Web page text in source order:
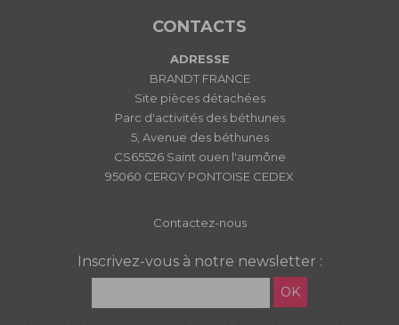
CONTACTS
ADRESSE
BRANDT FRANCE
Site pièces détachées
Parc d'activités des béthunes
5, Avenue des béthunes
CS65526 Saint ouen l'aumône
95060 CERGY PONTOISE CEDEX
Contactez-nous
Inscrivez-vous à notre newsletter :
OK